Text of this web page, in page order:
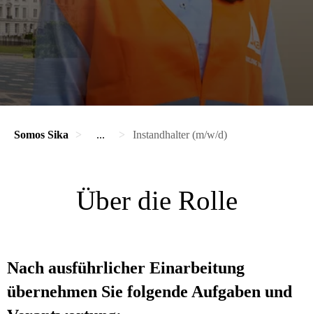
Somos Sika ... Instandhalter (m/w/d)
Über die Rolle
Nach ausführlicher Einarbeitung
übernehmen Sie folgende Aufgaben und